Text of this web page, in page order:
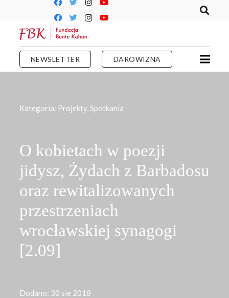
NEWSLETTER DAROWIZNA
Kategoria: Projekty,Spotkania
O kobietach w poezji
jidysz, Żydach z Barbadosu
oraz rewitalizowanych
przestrzeniach
wrocławskiej synagogi
[2.09]
Dodano: 30 sie 2018